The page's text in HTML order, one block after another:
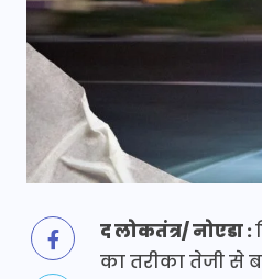
द लोकतंत्र/ नोएडा :
का तरीका तेजी से